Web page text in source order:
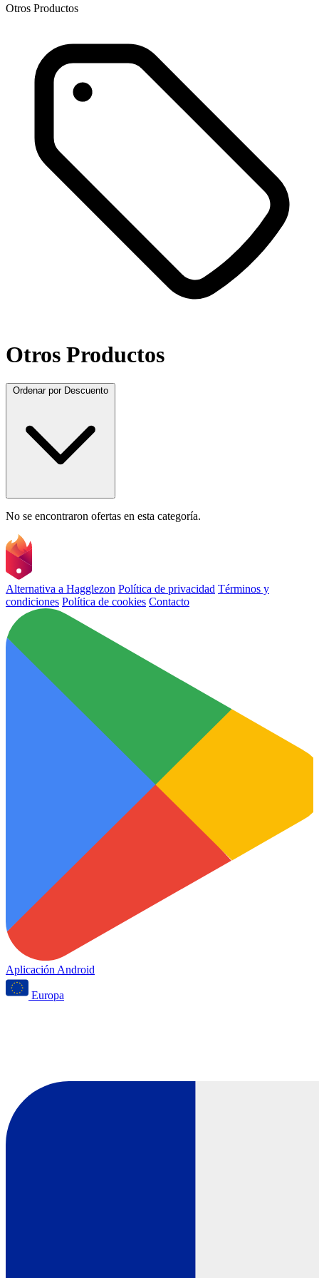
Otros Productos
Otros Productos
Ordenar por Descuento
No se encontraron ofertas en esta categoría.
Alternativa a Hagglezon Política de privacidad Términos y
condiciones Política de cookies Contacto
Aplicación Android
Europa